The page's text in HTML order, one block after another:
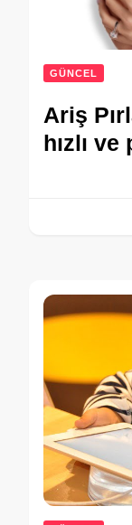
GÜNCEL
Ariş
hızlı ve